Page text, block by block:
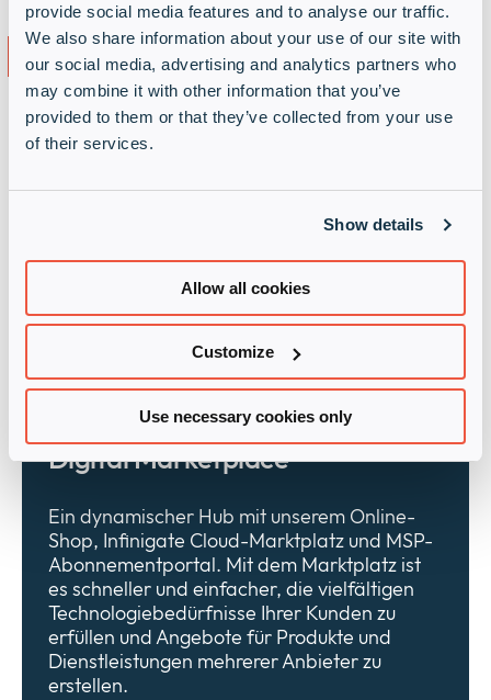
provide social media features and to analyse our traffic.
We also share information about your use of our site with
our social media, advertising and analytics partners who
may combine it with other information that you’ve
provided to them or that they’ve collected from your use
of their services.
Show details
Allow all cookies
Customize
Use necessary cookies only
Funktionen von ID Connect
ID Connect bietet Ihnen einen Single-Sign-On-
Zugang zu unseren digitalen Diensten der nächsten
finden Sie alle Informationen und Werkzeuge, die
Sie benötigen, um Ihren Übergang zu gemischten
Geschäftsmodellen zu beschleunigen.
Digital Marketplace
Ein dynamischer Hub mit unserem Online-
Shop, Infinigate Cloud-Marktplatz und MSP-
Abonnementportal. Mit dem Marktplatz ist
es schneller und einfacher, die vielfältigen
Technologiebedürfnisse Ihrer Kunden zu
erfüllen und Angebote für Produkte und
Dienstleistungen mehrerer Anbieter zu
erstellen.